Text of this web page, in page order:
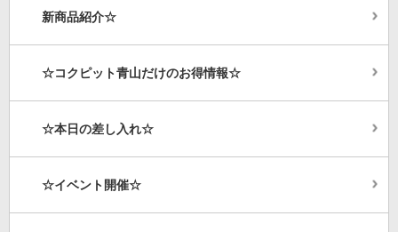
新商品紹介☆
☆コクピット青山だけのお得情報☆
☆本日の差し入れ☆
☆イベント開催☆